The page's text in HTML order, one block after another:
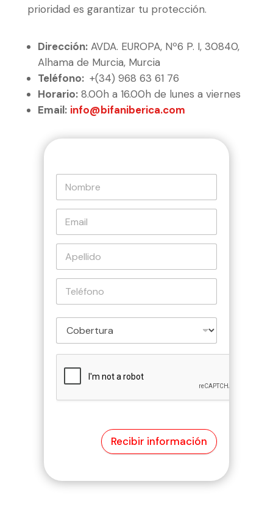
prioridad es garantizar tu protección.
Dirección:AVDA. EUROPA, Nº6 P. I, 30840,
Alhama de Murcia, Murcia
Teléfono: +(34) 968 63 61 76
Horario:8.00h a 16.00h de lunes a viernes
Email: info@bifaniberica.com
Recibir información